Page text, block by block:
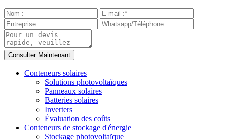
Conteneurs solaires
Solutions photovoltaïques
Panneaux solaires
Batteries solaires
Inverters
Évaluation des coûts
Conteneurs de stockage d'énergie
Stockage photovoltaïque